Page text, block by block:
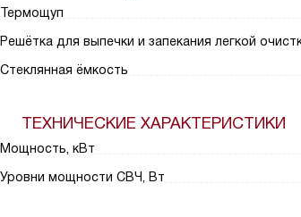
Термощуп
Решётка для выпечки и запекания легкой
Стеклянная ёмкость
ТЕХНИЧЕСКИЕ ХАРАКТЕРИСТИКИ
Мощность, кВт
Уровни мощности СВЧ, Вт